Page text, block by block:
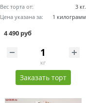
Вес торта от:
3 кг.
Цена указана за:
1 килограмм
4 490 руб
кг
Заказать торт